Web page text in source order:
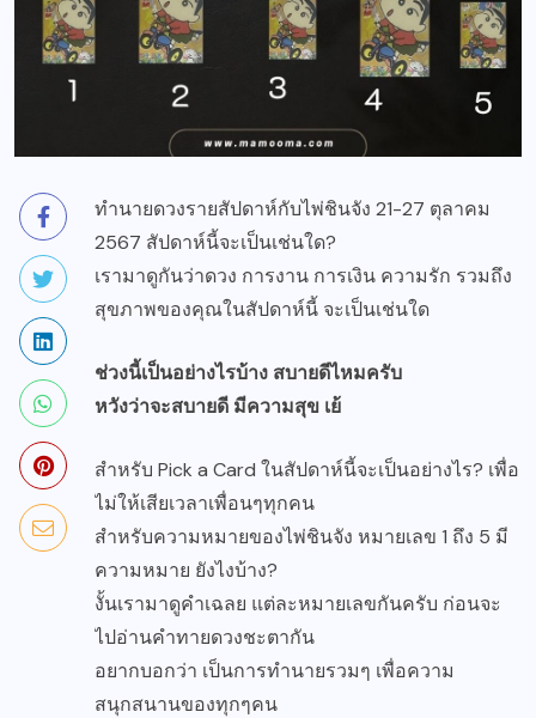
ทำนายดวงรายสัปดาห์กับไพ่ชินจัง 21-27 ตุลาคม
2567 สัปดาห์นี้จะเป็นเช่นใด?
เรามาดูกันว่าดวง การงาน การเงิน ความรัก รวมถึง
สุขภาพของคุณในสัปดาห์นี้ จะเป็นเช่นใด
ช่วงนี้เป็นอย่างไรบ้าง สบายดีไหมครับ
หวังว่าจะสบายดี มีความสุข เย้
สำหรับ Pick a Card ในสัปดาห์นี้จะเป็นอย่างไร? เพื่อ
ไม่ให้เสียเวลาเพื่อนๆทุกคน
สำหรับความหมายของไพ่ชินจัง หมายเลข 1 ถึง 5 มี
ความหมาย ยังไงบ้าง?
งั้นเรามาดูคำเฉลย แต่ละหมายเลขกันครับ ก่อนจะ
ไปอ่านคำทายดวงชะตากัน
อยากบอกว่า เป็นการทำนายรวมๆ เพื่อความ
สนุกสนานของทุกๆคน